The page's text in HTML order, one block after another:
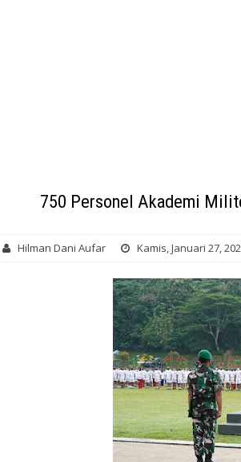
750 Personel Akademi
Hilman Dani Aufar Kamis, Januari 27,